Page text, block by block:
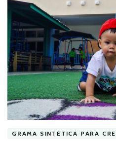
GRAMA SINTÉTICA PARA